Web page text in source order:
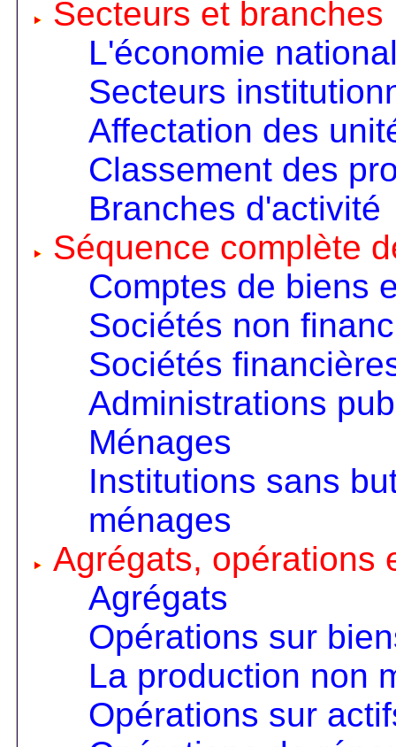
Secteurs et branches
L'économie
Secteurs
Affectation des
Classement des
Branches d'activité
Séquence complète
Comptes de biens
Sociétés non
Sociétés
Administrations
Ménages
Institutions sans
ménages
Agrégats, opérations
Agrégats
Opérations sur
La production non
Opérations sur